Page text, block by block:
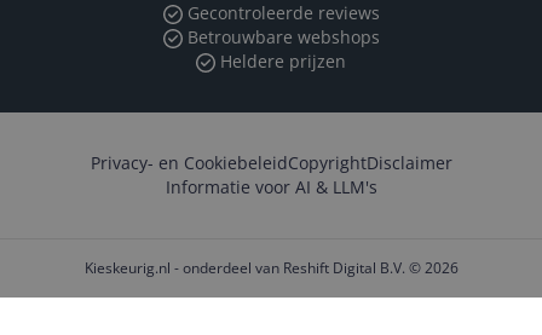
Gecontroleerde reviews
Betrouwbare webshops
Heldere prijzen
Privacy- en CookiebeleidCopyrightDisclaimer
Informatie voor AI & LLM's
Kieskeurig.nl - onderdeel van Reshift Digital B.V. © 2026